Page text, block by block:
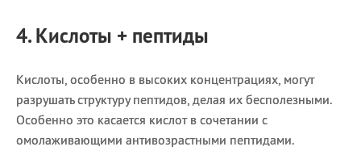
4. Кислоты + пептиды
Кислоты, особенно в высоких концентрациях, могут
разрушать структуру пептидов, делая их бесполезными.
Особенно это касается кислот в сочетании с
омолаживающими антивозрастными пептидами.